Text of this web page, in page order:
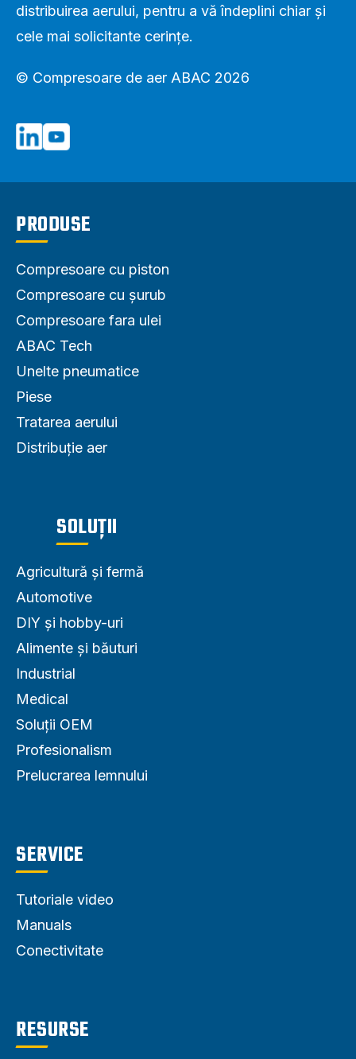
distribuirea aerului, pentru a vă îndeplini chiar și
cele mai solicitante cerințe.
© Compresoare de aer ABAC 2026
PRODUSE
Compresoare cu piston
Compresoare cu șurub
Compresoare fara ulei
ABAC Tech
Unelte pneumatice
Piese
Tratarea aerului
Distribuție aer
SOLUȚII
Agricultură și fermă
Automotive
DIY și hobby-uri
Alimente și băuturi
Industrial
Medical
Soluții OEM
Profesionalism
Prelucrarea lemnului
SERVICE
Tutoriale video
Manuals
Conectivitate
RESURSE